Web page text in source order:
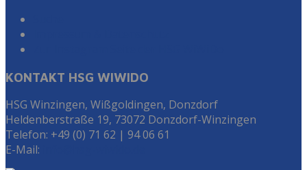
KONTAKT HSG WIWIDO
HSG Winzingen, Wißgoldingen, Donzdorf
Heldenberstraße 19, 73072 Donzdorf-Winzingen
Telefon: +49 (0) 71 62 | 94 06 61
E-Mail: